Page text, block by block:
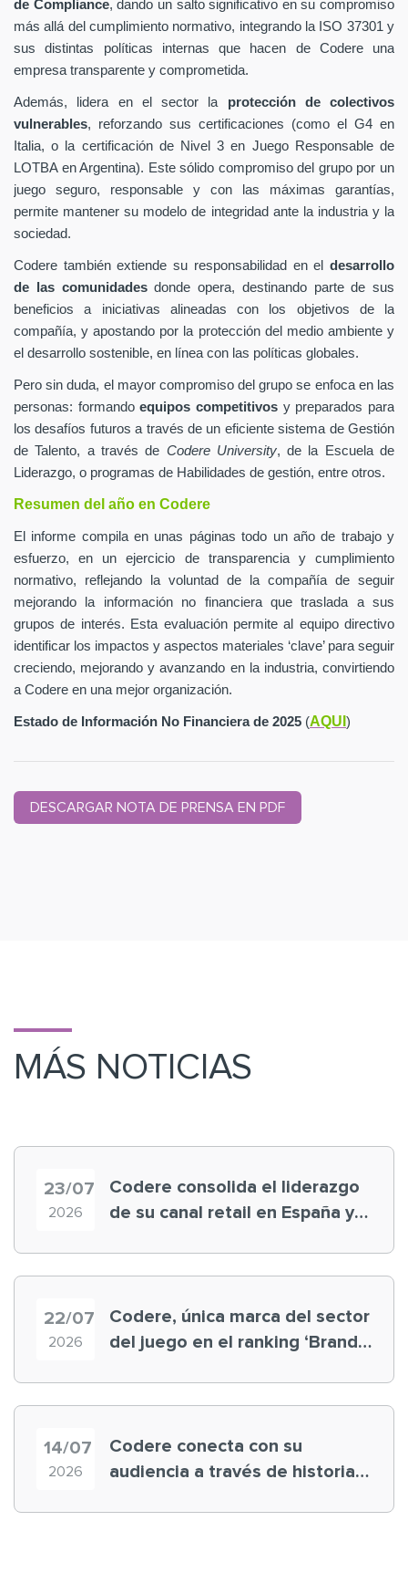
de Compliance, dando un salto significativo en su compromiso
más allá del cumplimiento normativo, integrando la ISO 37301 y
sus distintas políticas internas que hacen de Codere una
empresa transparente y comprometida.
Además, lidera en el sector la protección de colectivos
vulnerables, reforzando sus certificaciones (como el G4 en
Italia, o la certificación de Nivel 3 en Juego Responsable de
LOTBA en Argentina). Este sólido compromiso del grupo por un
juego seguro, responsable y con las máximas garantías,
permite mantener su modelo de integridad ante la industria y la
sociedad.
Codere también extiende su responsabilidad en el desarrollo
de las comunidadesdonde opera, destinando parte de sus
beneficios a iniciativas alineadas con los objetivos de la
compañía, y apostando por la protección del medio ambiente y
el desarrollo sostenible, en línea con las políticas globales.
Pero sin duda, el mayor compromiso del grupo se enfoca en las
personas: formandoequipos competitivos y preparados para
los desafíos futuros a través de un eficiente sistema de Gestión
de Talento, a través de Codere University, de la Escuela de
Liderazgo, o programas de Habilidades de gestión, entre otros.
Resumen del año en Codere
El informe compila en unas páginas todo un año de trabajo y
esfuerzo, en un ejercicio de transparencia y cumplimiento
normativo, reflejando la voluntad de la compañía de seguir
mejorando la información no financiera que traslada a sus
grupos de interés. Esta evaluación permite al equipo directivo
identificar los impactos y aspectos materiales ‘clave’ para seguir
creciendo, mejorando y avanzando en la industria, convirtiendo
a Codere en una mejor organización.
Estado de Información No Financiera de 2025 (AQUI )
DESCARGAR NOTA DE PRENSA EN PDF
MÁS NOTICIAS
23/07
2026
Codere consolida el liderazgo
de su canal retail en España y
22/07
2026
Codere, única marca del sector
del juego en el ranking ‘Brand
14/07
2026
Codere conecta con su
audiencia a través de historias